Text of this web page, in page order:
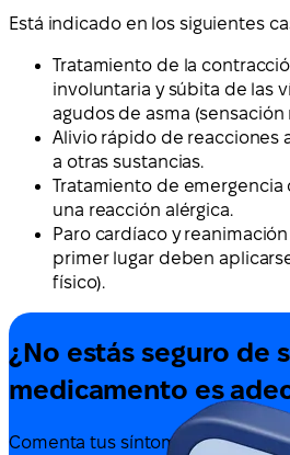
Está indicado en los siguientes
Tratamiento de la
involuntaria y súbita de las
agudos de asma
Alivio rápido de reacciones
a otras sustancias.
Tratamiento de
una reacción alérgica.
Paro cardíaco y
primer lugar deben
físico).
¿No estás seguro de
medicamento es
Comenta tus síntomas y